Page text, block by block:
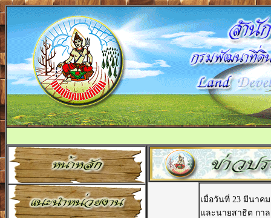
เมื่อวันที่ 23 มีนาค
และนายสาธิต กา